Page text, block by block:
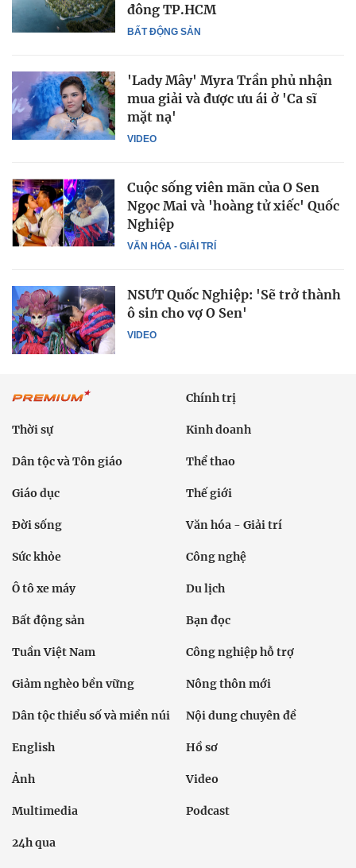
BẤT ĐỘNG SẢN
đông TP.HCM
VIDEO
'Lady Mây' Myra Trần phủ nhận
mua giải và được ưu ái ở 'Ca sĩ
mặt nạ'
VĂN HÓA - GIẢI TRÍ
Cuộc sống viên mãn của O Sen
Ngọc Mai và 'hoàng tử xiếc' Quốc
Nghiệp
VIDEO
NSƯT Quốc Nghiệp: 'Sẽ trở thành
ô sin cho vợ O Sen'
Chính trị
Thời sự Kinh doanh
Dân tộc và Tôn giáo Thể thao
Giáo dục Thế giới
Đời sống Văn hóa - Giải trí
Sức khỏe Công nghệ
Ô tô xe máy Du lịch
Bất động sản Bạn đọc
Tuần Việt Nam Công nghiệp hỗ trợ
Giảm nghèo bền vững Nông thôn mới
Dân tộc thiểu số và miền núi Nội dung chuyên đề
English Hồ sơ
Ảnh Video
Multimedia Podcast
24h qua